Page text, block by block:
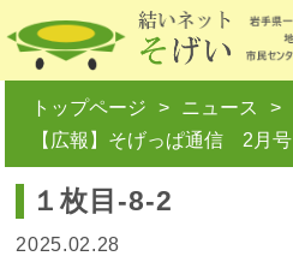
トップページ
ニュース
【広報】そげっぱ通信 2月号
１枚目-8-2
2025.02.28